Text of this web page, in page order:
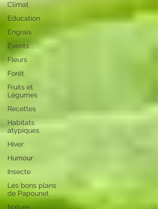
Climat
Education
Engrais
Events
Fleurs
Forêt
Fruits et
Légumes
Recettes
Habitats
atypiques
Hiver
Humour
Insecte
Les bons plans
de Papounet
Nature